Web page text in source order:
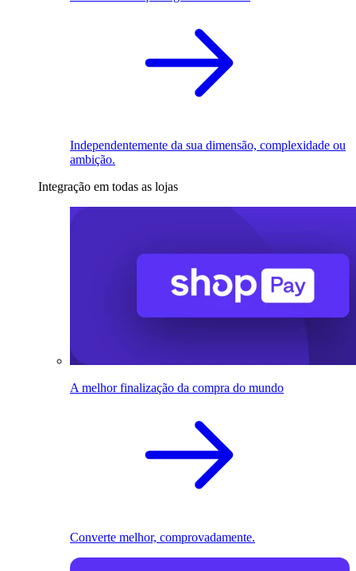
Independentemente da sua dimensão, complexidade ou
ambição.
Integração em todas as lojas
A melhor finalização da compra do mundo
Converte melhor, comprovadamente.